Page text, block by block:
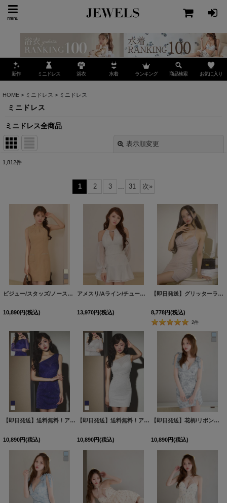
menu
新作 ミニドレス 浴衣 水着 ランキング 商品検索 お気に入り
HOME > ミニドレス > ミニドレス
ミニドレス
ミニドレス全商品
表示順変更
絞り込む
1,812件
1 2 3 31 次»
ビジュー/スタッズ/ノースリーブ/タイト/ミニドレス/キャバドレス【XS-XLサイズ/3カラー】[OF01] 【SB】dzkvIA
10,890円(税込)
アメスリ/Aライン/チュール/ビジュー/スタッズ/オフショル/2ピース/セットアップ/ミニドレス/キャバドレス【XS-Mサイズ/1カラー】[OF03]【YN】dzwuBF
13,970円(税込)
【即日発送】グリッターラメドレープキャミドレス/キャバドレス【XS-Lサイズ/1カラー】[OF03] 【YN】dzj
8,778円(税込)
2件
【即日発送】送料無料！アームカバー付シアーラメビジューワンショルミニドレス/キャバドレス【XS-Mサイズ/2カラー】[OF03]【YN】dzmsCA
10,890円(税込)
【即日発送】送料無料！アームカバー付シアーラメビジューワンショルミニドレス/キャバドレス【XS-Mサイズ/2カラー】[OF03]【YN】dzmsCA
10,890円(税込)
【即日発送】花柄/リボンショルダー/キャミソール/レース/チュール/ストレッチ/タイト/スリット/ミニドレス/キャバドレス【S-Mサイズ/2カラー】[OF03]【YN】dzjvCAC
10,890円(税込)